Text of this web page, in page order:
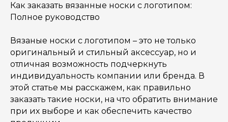
Как заказать вязанные носки с логотипом:
Полное руководство
Вязаные носки с логотипом – это не только
оригинальный и стильный аксессуар, но и
отличная возможность подчеркнуть
индивидуальность компании или бренда. В
этой статье мы расскажем, как правильно
заказать такие носки, на что обратить внимание
при их выборе и как обеспечить качество